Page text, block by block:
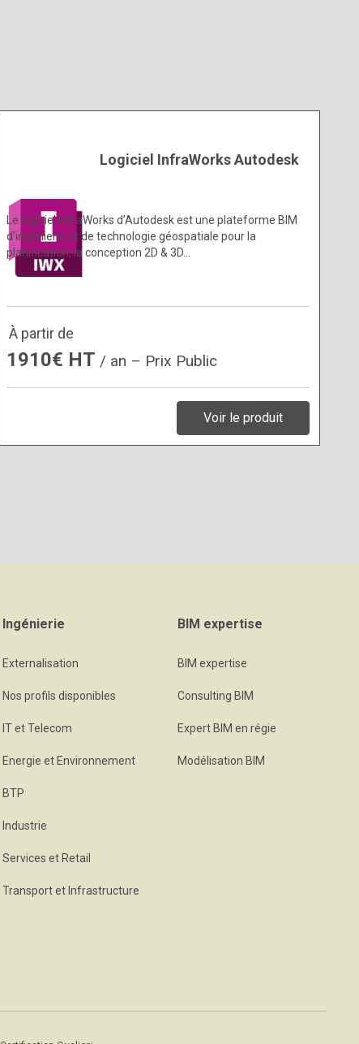
Logiciel InfraWorks Autodesk
Le logiciel InfraWorks d’Autodesk est une plateforme BIM
d’ingénierie et de technologie géospatiale pour la
planification, la conception 2D & 3D…
À partir de
1910€ HT / an – Prix Public
Voir le produit
Ingénierie
Externalisation
Nos profils disponibles
IT et Telecom
Energie et Environnement
BTP
Industrie
Services et Retail
Transport et Infrastructure
BIM expertise
BIM expertise
Consulting BIM
Expert BIM en régie
Modélisation BIM